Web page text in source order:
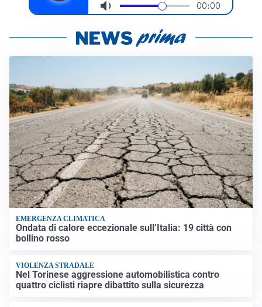
EMERGENZA CLIMATICA
Ondata di calore eccezionale sull’Italia: 19 città con
bollino rosso
VIOLENZA STRADALE
Nel Torinese aggressione automobilistica contro
quattro ciclisti riapre dibattito sulla sicurezza